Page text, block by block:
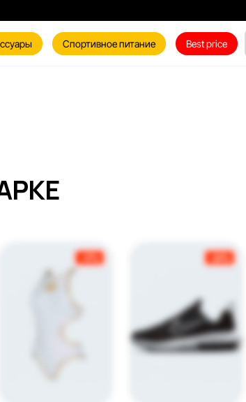
Спортивное питание Best price